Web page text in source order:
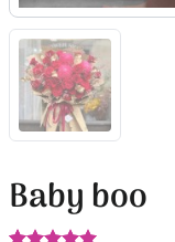
Baby boo